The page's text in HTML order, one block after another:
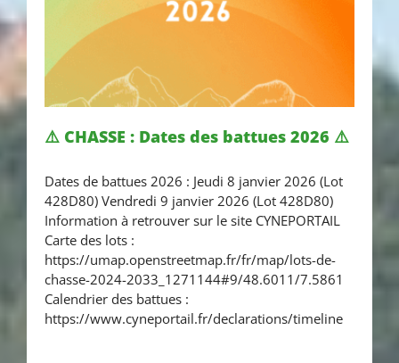
⚠️ CHASSE : Dates des battues
2026 ⚠️
⚠️ CHASSE : Dates des battues 2026 ⚠️
Dates de battues 2026 : Jeudi 8 janvier 2026 (Lot
428D80) Vendredi 9 janvier 2026 (Lot 428D80)
Information à retrouver sur le site CYNEPORTAIL
Carte des lots :
https://umap.openstreetmap.fr/fr/map/lots-de-
chasse-2024-2033_1271144#9/48.6011/7.5861
Calendrier des battues :
https://www.cyneportail.fr/declarations/timeline